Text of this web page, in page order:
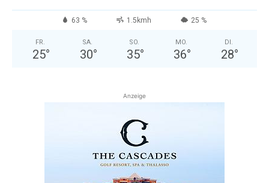
63 % 1.5kmh 25 %
FR.
25°
SA.
30°
SO.
35°
MO.
36°
DI.
28°
Anzeige